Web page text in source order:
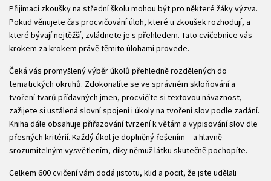
Přijímací zkoušky na střední školu mohou být pro některé žáky výzva.
Pokud věnujete čas procvičování úloh, které u zkoušek rozhodují, a
které bývají nejtěžší, zvládnete je s přehledem. Tato cvičebnice vás
krokem za krokem právě těmito úlohami provede.
Čeká vás promyšlený výběr úkolů přehledně rozdělených do
tematických okruhů. Zdokonalíte se ve správném skloňování a
tvoření tvarů přídavných jmen, procvičíte si textovou návaznost,
zažijete si ustálená slovní spojení i úkoly na tvoření slov podle zadání.
Kniha dále obsahuje přiřazování tvrzení k větám a vypisování slov dle
přesných kritérií. Každý úkol je doplněný řešením – a hlavně
srozumitelným vysvětlením, díky němuž látku skutečně pochopíte.
Celkem 600 cvičení vám dodá jistotu, klid a pocit, že jste udělali